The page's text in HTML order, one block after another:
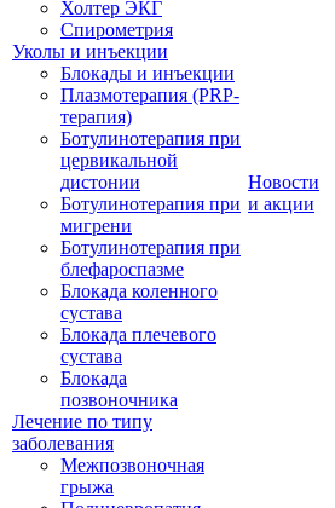
Холтер ЭКГ
Спирометрия
Уколы и инъекции
Блокады и инъекции
Плазмотерапия (PRP-
терапия)
Ботулинотерапия при
цервикальной
дистонии
Ботулинотерапия при
мигрени
Ботулинотерапия при
блефароспазме
Блокада коленного
сустава
Блокада плечевого
сустава
Блокада
позвоночника
Лечение по типу
заболевания
Межпозвоночная
грыжа
Новости
и акции